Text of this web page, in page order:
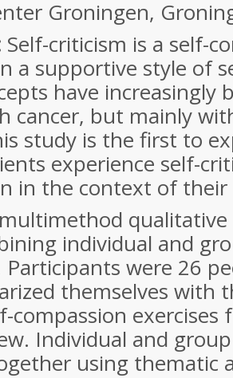
Groningen,
Self-criticism is a self-
a supportive style of
have increasingly
cancer, but mainly
study is the first to
experience self-
in the context of their
qualitative
individual and
Participants were 26
themselves with
compassion
Individual and
using thematic